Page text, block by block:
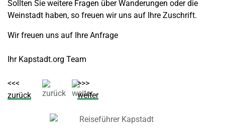
Sollten Sie weitere Fragen über Wanderungen oder die
Weinstadt haben, so freuen wir uns auf Ihre Zuschrift.
Wir freuen uns auf Ihre Anfrage
Ihr Kapstadt.org Team
<<<
zurück
>>>
weiter